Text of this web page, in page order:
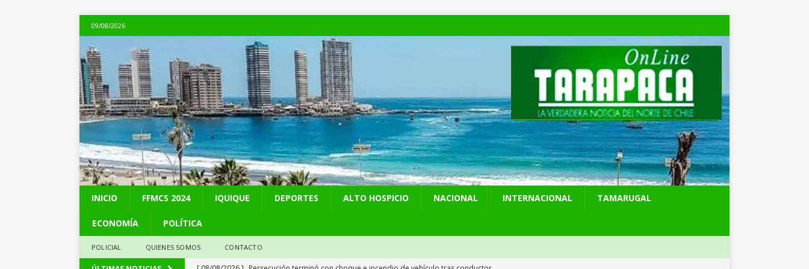
09/08/2026
INICIO FFMCS 2024 IQUIQUE DEPORTES ALTO HOSPICIO NACIONAL INTERNACIONAL TAMARUGAL
ECONOMÍA POLÍTICA
POLICIAL QUIENES SOMOS CONTACTO